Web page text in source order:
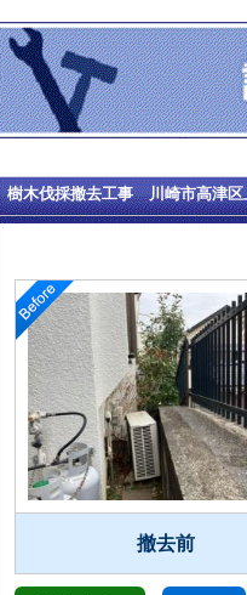
樹木伐採撤去工事 川崎市高津区
撤去前